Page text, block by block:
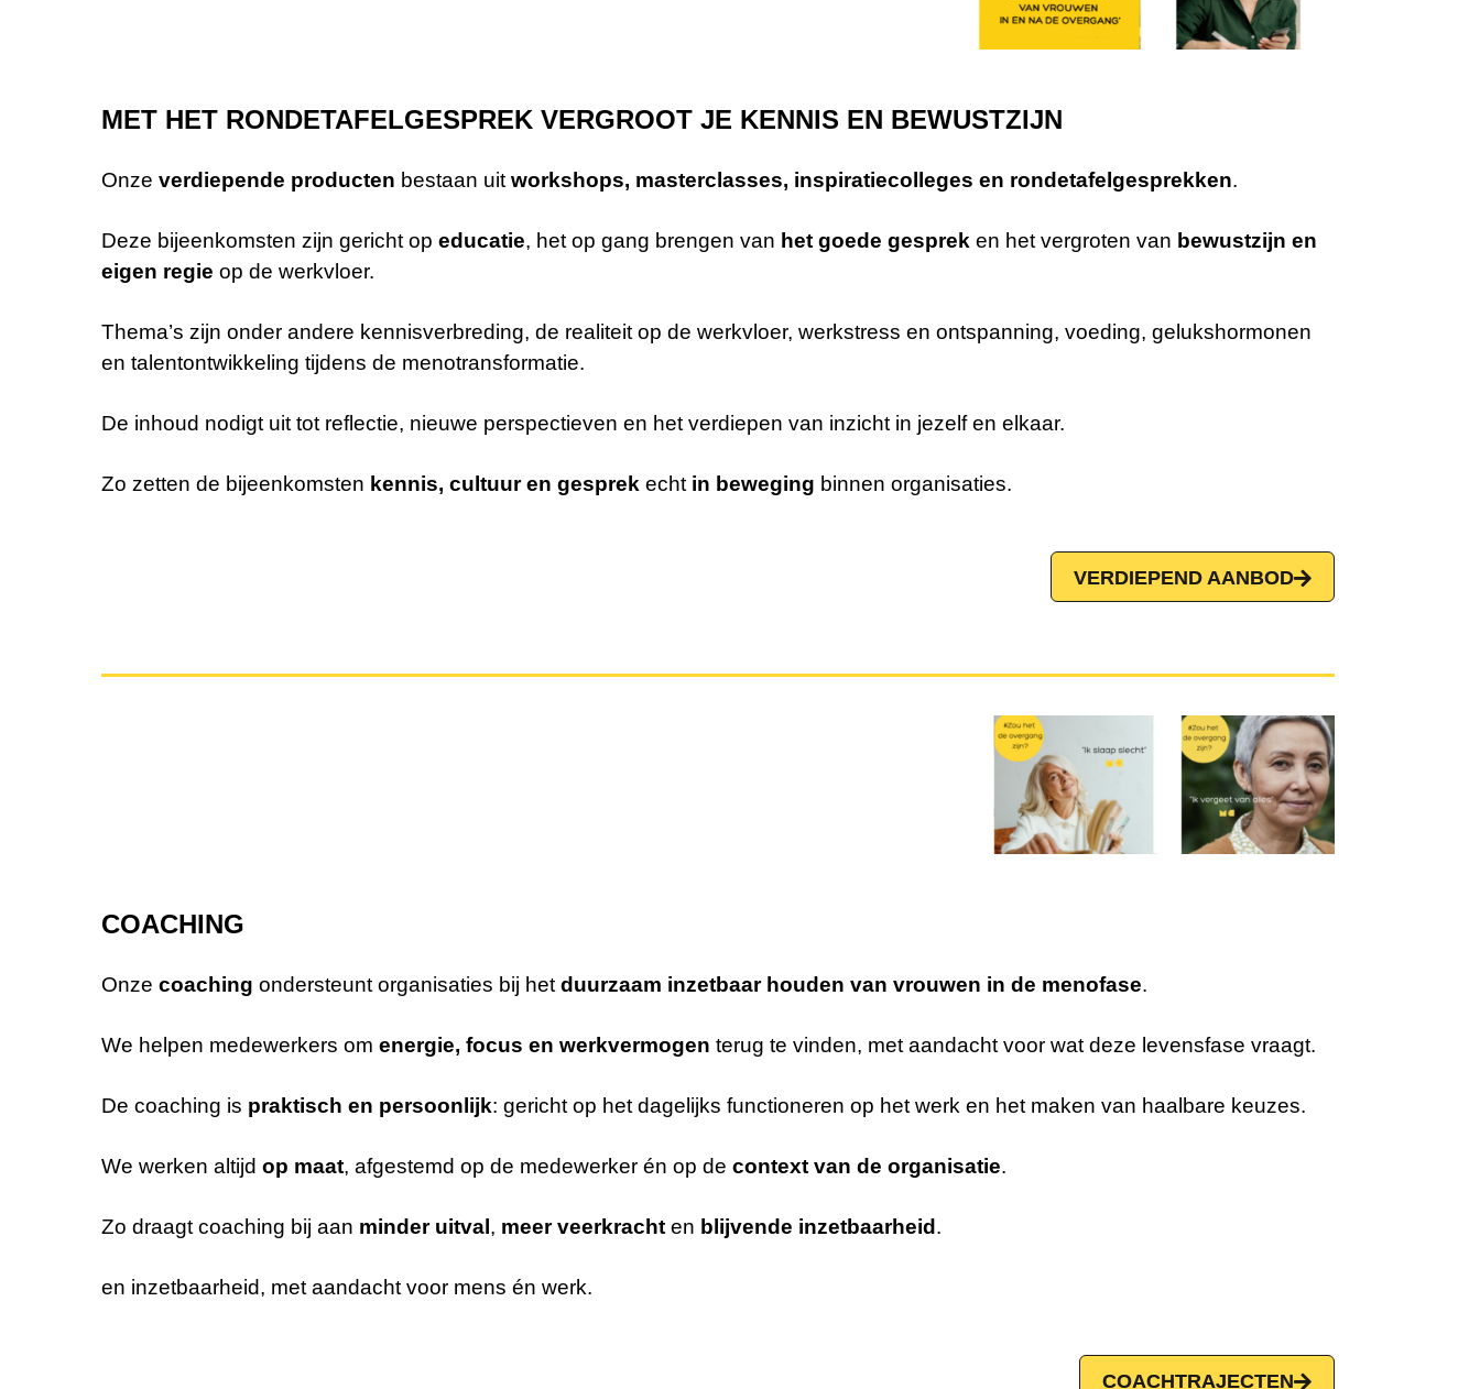
MET HET RONDETAFELGESPREK VERGROOT JE KENNIS EN BEWUSTZIJN
Onze verdiepende producten bestaan uit workshops, masterclasses, inspiratiecolleges en rondetafelgesprekken.
Deze bijeenkomsten zijn gericht op educatie, het op gang brengen van het goede gesprek en het vergroten van bewustzijn en
eigen regie op de werkvloer.
Thema’s zijn onder andere kennisverbreding, de realiteit op de werkvloer, werkstress en ontspanning, voeding, gelukshormonen
en talentontwikkeling tijdens de menotransformatie.
De inhoud nodigt uit tot reflectie, nieuwe perspectieven en het verdiepen van inzicht in jezelf en elkaar.
Zo zetten de bijeenkomsten kennis, cultuur en gesprek echt in beweging binnen organisaties.
VERDIEPEND AANBOD
COACHING
Onze coaching ondersteunt organisaties bij het duurzaam inzetbaar houden van vrouwen in de menofase.
We helpen medewerkers om energie, focus en werkvermogen terug te vinden, met aandacht voor wat deze levensfase vraagt.
De coaching is praktisch en persoonlijk: gericht op het dagelijks functioneren op het werk en het maken van haalbare keuzes.
We werken altijd op maat, afgestemd op de medewerker én op de context van de organisatie.
Zo draagt coaching bij aan minder uitval, meer veerkracht en blijvende inzetbaarheid.
en inzetbaarheid, met aandacht voor mens én werk.
COACHTRAJECTEN